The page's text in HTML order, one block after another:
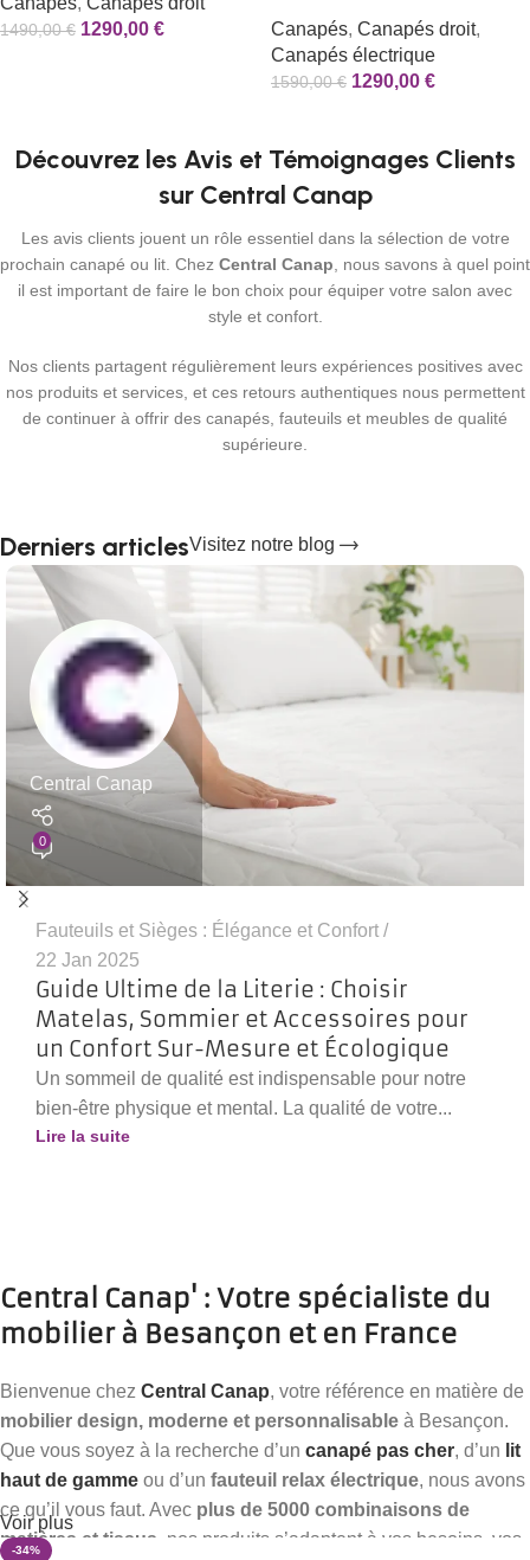
1490,00€ 1290,00 € Canapés, Canapés droit,
Canapés électrique
1590,00€ 1290,00 €
Découvrez les Avis et Témoignages Clients
sur Central Canap
Les avis clients jouent un rôle essentiel dans la sélection de votre
prochain canapé ou lit. Chez Central Canap , nous savons à quel point
il est important de faire le bon choix pour équiper votre salon avec
style et confort.
Nos clients partagent régulièrement leurs expériences positives avec
nos produits et services, et ces retours authentiques nous permettent
de continuer à offrir des canapés, fauteuils et meubles de qualité
supérieure.
Derniers articlesVisitez notre blog
Central Canap
0
Fauteuils et Sièges : Élégance et Confort
22 Jan 2025
Guide Ultime de la Literie : Choisir
Matelas, Sommier et Accessoires pour
un Confort Sur-Mesure et Écologique
Un sommeil de qualité est indispensable pour notre
bien-être physique et mental. La qualité de votre...
Lire la suite
Central Canap' : Votre spécialiste du
mobilier à Besançon et en France
Bienvenue chez Central Canap, votre référence en matière de
mobilier design, moderne et personnalisable à Besançon.
Que vous soyez à la recherche d’un canapé pas cher, d’un lit
haut de gamme ou d’un fauteuil relax électrique, nous avons
ce qu’il vous faut. Avec plus de 5000 combinaisons de
matières et tissus , nos produits s’adaptent à vos besoins, vos
Voir plus
-34%